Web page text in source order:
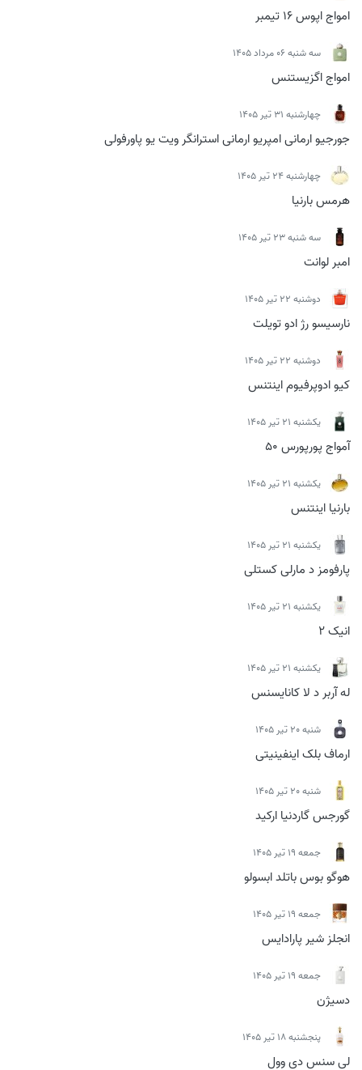
امواج اپوس 16 تیمبر
سه شنبه 06 مرداد 1405
امواج اگزیستنس
چهارشنبه 31 تیر 1405
جورجیو ارمانی امپریو ارمانی استرانگر ویت یو پاورفولی
چهارشنبه 24 تیر 1405
هرمس بارنیا
سه شنبه 23 تیر 1405
امبر لوانت
دوشنبه 22 تیر 1405
نارسیسو رژ ادو تویلت
دوشنبه 22 تیر 1405
کیو ادوپرفیوم اینتنس
يكشنبه 21 تیر 1405
آمواج پورپورس 50
يكشنبه 21 تیر 1405
بارنیا اینتنس
يكشنبه 21 تیر 1405
پارفومز د مارلی کستلی
يكشنبه 21 تیر 1405
انیک 2
يكشنبه 21 تیر 1405
له آربر د لا کانایسنس
شنبه 20 تیر 1405
ارماف بلک اینفینیتی
شنبه 20 تیر 1405
گورجس گاردنیا ارکید
جمعه 19 تیر 1405
هوگو بوس باتلد ابسولو
جمعه 19 تیر 1405
انجلز شیر پارادایس
جمعه 19 تیر 1405
دسیژن
پنجشنبه 18 تیر 1405
لی سنس دی وول